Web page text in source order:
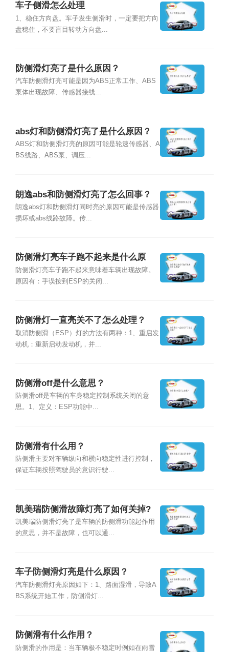
车子侧滑怎么处理
1、稳住方向盘。车子发生侧滑时，一定要把方向
盘稳住，不要盲目转动方向盘...
防侧滑灯亮了是什么原因？
汽车防侧滑灯亮可能是因为ABS正常工作、ABS
泵体出现故障、传感器接线...
abs灯和防侧滑灯亮了是什么原因？
ABS灯和防侧滑灯亮的原因可能是轮速传感器、A
BS线路、ABS泵、调压...
朗逸abs和防侧滑灯亮了怎么回事？
朗逸abs灯和防侧滑灯同时亮的原因可能是传感器
损坏或abs线路故障。传...
防侧滑灯亮车子跑不起来是什么原
因？
防侧滑灯亮车子跑不起来意味着车辆出现故障。
原因有：手误按到ESP的关闭...
防侧滑灯一直亮关不了怎么处理？
取消防侧滑（ESP）灯的方法有两种：1、重启发
动机：重新启动发动机，并...
防侧滑off是什么意思？
防侧滑off是车辆的车身稳定控制系统关闭的意
思。1、定义：ESP功能中...
防侧滑有什么用？
防侧滑主要对车辆纵向和横向稳定性进行控制，
保证车辆按照驾驶员的意识行驶...
凯美瑞防侧滑故障灯亮了如何关掉?
凯美瑞防侧滑灯亮了是车辆的防侧滑功能起作用
的意思，并不是故障，也可以通...
车子防侧滑灯亮是什么原因？
汽车防侧滑灯亮原因如下：1、路面湿滑，导致A
BS系统开始工作，防侧滑灯...
防侧滑有什么作用？
防侧滑的作用是：当车辆极不稳定时例如在雨雪